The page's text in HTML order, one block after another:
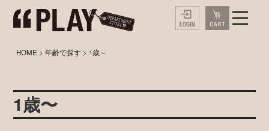
HOME >年齢で探す > 1歳～
1歳〜